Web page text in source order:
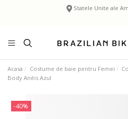
Statele Unite ale
Acasa Costume de baie pentru Femei
Body Anéis Azul
-40%